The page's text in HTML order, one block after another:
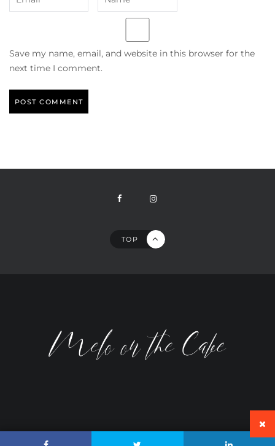
Save my name, email, and website in this browser for the
next time I comment.
TOP